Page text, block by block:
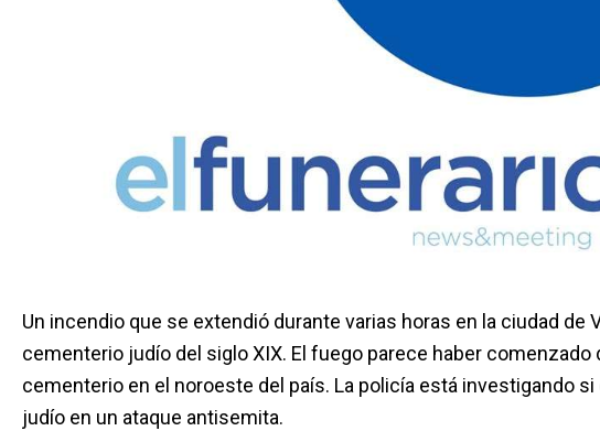
Un incendio que se extendió durante varias horas en la ciudad
cementerio judío del siglo XIX. El fuego parece haber
cementerio en el noroeste del país. La policía está investigando
judío en un ataque antisemita.